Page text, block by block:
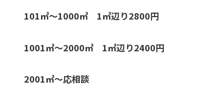
101㎡〜1000㎡ 1㎡辺り2800円
1001㎡〜2000㎡ 1㎡辺り2400円
2001㎡〜応相談